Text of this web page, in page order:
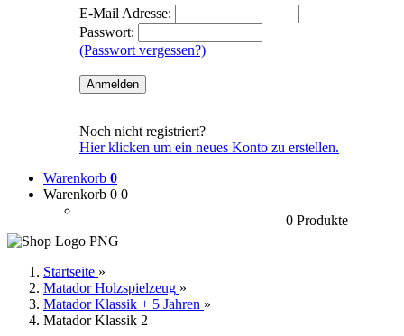
E-Mail Adresse:
Passwort:
(Passwort vergessen?)
Noch nicht registriert?
Hier klicken um ein neues Konto zu erstellen.
Warenkorb 0
Warenkorb 0 0
0 Produkte
Startseite »
Matador Holzspielzeug »
Matador Klassik + 5 Jahren »
Matador Klassik 2